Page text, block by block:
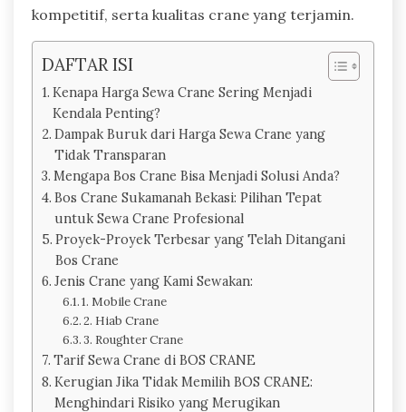
kompetitif, serta kualitas crane yang terjamin.
DAFTAR ISI
Kenapa Harga Sewa Crane Sering Menjadi
Kendala Penting?
Dampak Buruk dari Harga Sewa Crane yang
Tidak Transparan
Mengapa Bos Crane Bisa Menjadi Solusi Anda?
Bos Crane Sukamanah Bekasi: Pilihan Tepat
untuk Sewa Crane Profesional
Proyek-Proyek Terbesar yang Telah Ditangani
Bos Crane
Jenis Crane yang Kami Sewakan:
1. Mobile Crane
2. Hiab Crane
3. Roughter Crane
Tarif Sewa Crane di BOS CRANE
Kerugian Jika Tidak Memilih BOS CRANE:
Menghindari Risiko yang Merugikan